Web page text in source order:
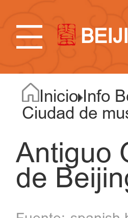
Inicio Info
Ciudad de
Antiguo
de